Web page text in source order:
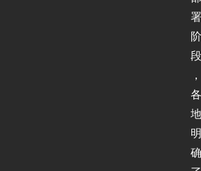
署
阶
段
，
各
地
明
确